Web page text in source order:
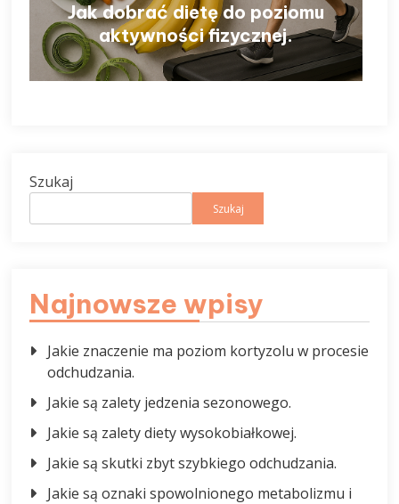
Jak dobrać dietę do poziomu
aktywności fizycznej.
Szukaj
Szukaj
Najnowsze wpisy
Jakie znaczenie ma poziom kortyzolu w procesie
odchudzania.
Jakie są zalety jedzenia sezonowego.
Jakie są zalety diety wysokobiałkowej.
Jakie są skutki zbyt szybkiego odchudzania.
Jakie są oznaki spowolnionego metabolizmu i